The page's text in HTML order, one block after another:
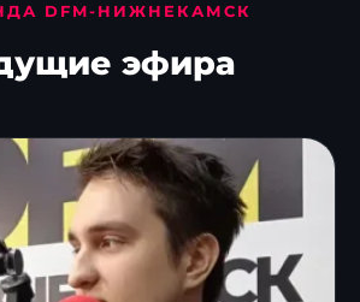
DFM-НИЖНЕКАМСК
эфира